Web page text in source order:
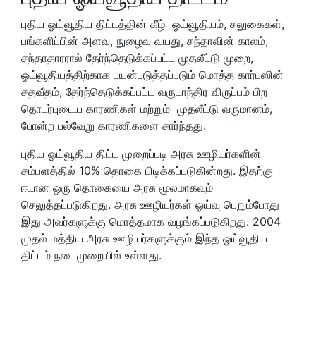
புதிய ஓய்வூதிய திட்டத்தின் கீழ் ஓய்வூதியம், சலுகைகள்,
பங்களிப்பின் அளவு, நுழைவு வயது, சந்தாவின் காலம்,
சந்தாதாரரால் தேர்ந்தெடுக்கப்பட்ட முதலீட்டு முறை,
ஓய்வூதியத்திற்காக பயன்படுத்தப்படும் மொத்த கார்பஸின்
சதவீதம், தேர்ந்தெடுக்கப்பட்ட வருடாந்திர விருப்பம் பிற
தொடர்புடைய காரணிகள் மற்றும் முதலீட்டு வருமானம்,
போன்ற பல்வேறு காரணிகளை சார்ந்தது.
புதிய ஓய்வூதிய திட்ட முறைப்படி அரசு ஊழியர்களின்
சம்பளத்தில் 10% தொகை பிடிக்கப்படுகின்றது. இதற்கு
ஈடான ஒரு தொகையை அரசு மூலமாகவும்
செலுத்தப்படுகிறது. அரசு ஊழியர்கள் ஓய்வு பெறும்போது
இது அவர்களுக்கு மொத்தமாக வழங்கப்படுகிறது. 2004
முதல் மத்திய அரசு ஊழியர்களுக்கும் இந்த ஓய்வூதிய
திட்டம் நடைமுறையில் உள்ளது.